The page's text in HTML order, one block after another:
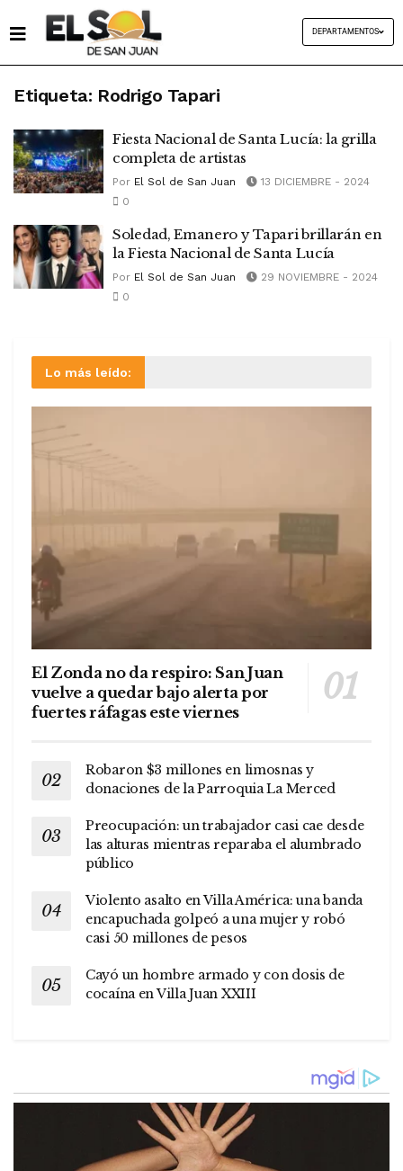
DEPARTAMENTOS
Etiqueta: Rodrigo Tapari
Fiesta Nacional de Santa Lucía: la grilla
completa de artistas
Por El Sol de San Juan
13 DICIEMBRE - 2024
0
Soledad, Emanero y Tapari brillarán en
la Fiesta Nacional de Santa Lucía
Por El Sol de San Juan
29 NOVIEMBRE - 2024
0
Lo más leído:
El Zonda no da respiro: San Juan
vuelve a quedar bajo alerta por
fuertes ráfagas este viernes
Robaron $3 millones en limosnas y
donaciones de la Parroquia La Merced
Preocupación: un trabajador casi cae desde
las alturas mientras reparaba el alumbrado
público
Violento asalto en Villa América: una banda
encapuchada golpeó a una mujer y robó
casi 50 millones de pesos
Cayó un hombre armado y con dosis de
cocaína en Villa Juan XXIII